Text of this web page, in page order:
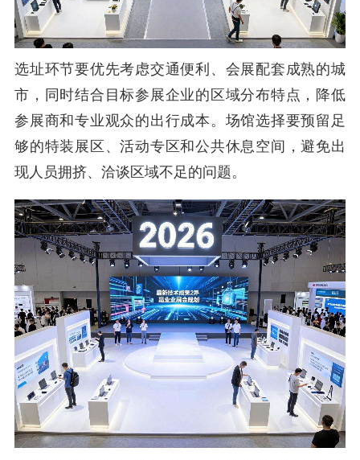
选址环节要优先考虑交通便利、会展配套成熟的城
市，同时结合目标参展企业的区域分布特点，降低
参展商和专业观众的出行成本。场馆选择要预留足
够的特装展区、活动专区和公共休息空间，避免出
现人员拥挤、洽谈区域不足的问题。